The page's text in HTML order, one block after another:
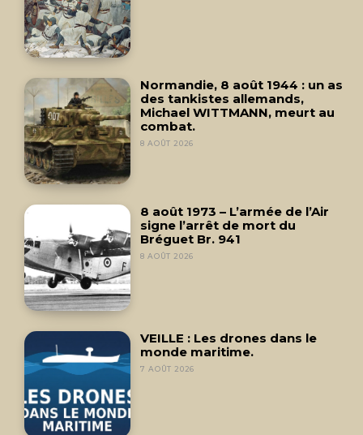
Normandie, 8 août 1944 : un as
des tankistes allemands,
Michael WITTMANN, meurt au
combat.
8 AOÛT 2026
8 août 1973 – L’armée de l’Air
signe l’arrêt de mort du
Bréguet Br. 941
8 AOÛT 2026
VEILLE : Les drones dans le
monde maritime.
7 AOÛT 2026